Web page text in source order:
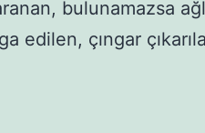
bulunamazsa
edilen, çıngar